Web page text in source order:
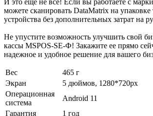
можете сканировать DataMatrix на упаковке
устройства без дополнительных затрат на
Не упустите возможность улучшить свой
кассы MSPOS-SE-Ф! Закажите ее прямо
надежное и удобное решение для вашего
Вес
465 г
Экран
5 дюймов, 1280*720px
Операционная
система
Android 11
Гарантия
1 год